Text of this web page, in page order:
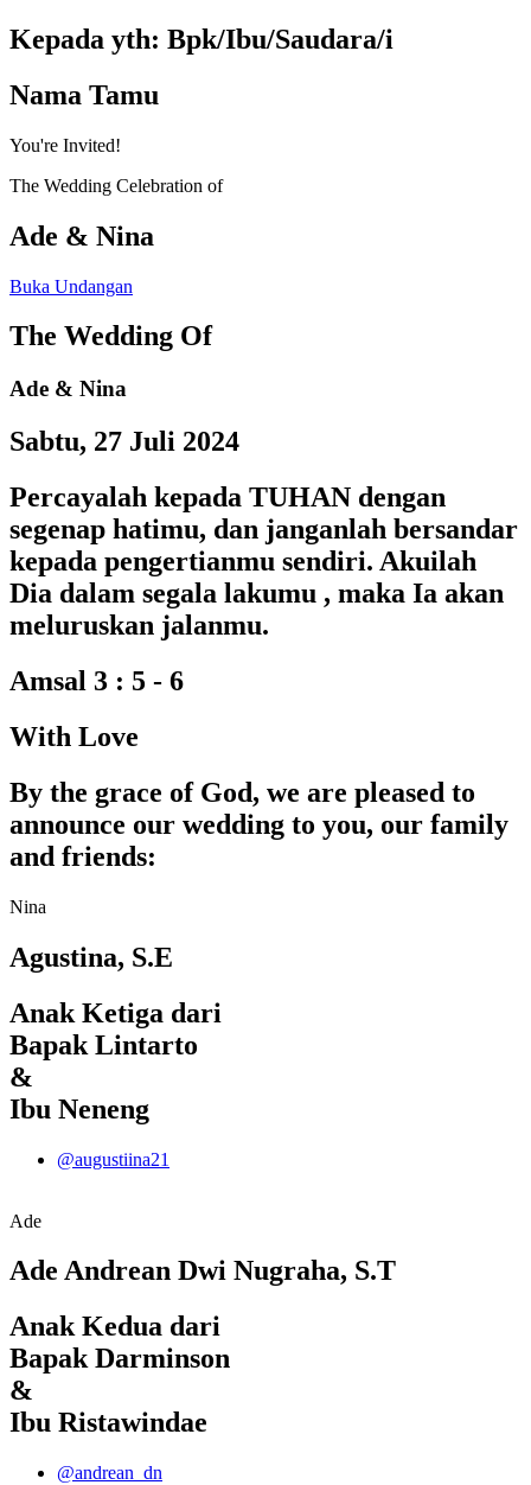
Kepada yth: Bpk/Ibu/Saudara/i
Nama Tamu
You're Invited!
The Wedding Celebration of
Ade & Nina
Buka Undangan
The Wedding Of
Ade & Nina
Sabtu, 27 Juli 2024
Percayalah kepada TUHAN dengan
segenap hatimu, dan janganlah bersandar
kepada pengertianmu sendiri. Akuilah
Dia dalam segala lakumu , maka Ia akan
meluruskan jalanmu.
Amsal 3 : 5 - 6
With Love
By the grace of God, we are pleased to
announce our wedding to you, our family
and friends:
Nina
Agustina, S.E
Anak Ketiga dari
Bapak Lintarto
&
Ibu Neneng
@augustiina21
Ade
Ade Andrean Dwi Nugraha, S.T
Anak Kedua dari
Bapak Darminson
&
Ibu Ristawindae
@andrean_dn